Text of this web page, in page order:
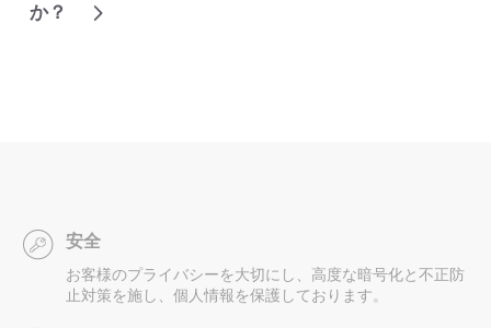
か？
安全
お客様のプライバシーを大切にし、高度な暗号化と不正防
止対策を施し、個人情報を保護しております。